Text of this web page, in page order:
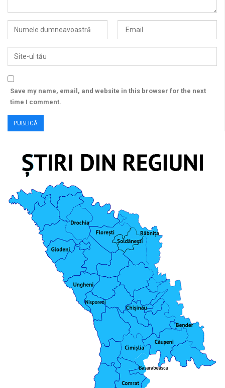
Save my name, email, and website in this browser for the next
time I comment.